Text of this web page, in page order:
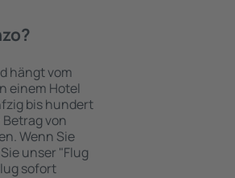
hängt vom
einem Hotel
bis hundert
von
Wenn Sie
unser "Flug
sofort